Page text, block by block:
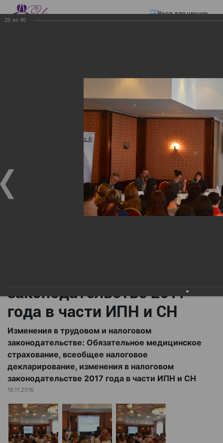
Вход для членов
налоговое декларирование, изменения в налоговом законодательстве
2017 года в части ИПН и СН
Изменения в трудовом и
налоговом
законодательстве:
Обязательное
медицинское страхование,
законодательстве 2017
года в части ИПН и СН
Изменения в трудовом и налоговом
законодательстве: Обязательное медицинское
страхование, всеобщее налоговое
декларирование, изменения в налоговом
законодательстве 2017 года в части ИПН и СН
16.11.2016
25 из 40